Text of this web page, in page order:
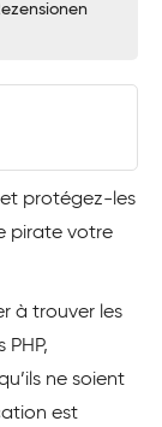
et protégez-les
pirate votre
à trouver les
ne soient
est